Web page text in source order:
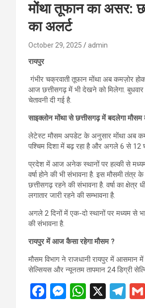
मोंथा तूफान का असर:
का अलर्ट
October 29, 2025 admin
रायपुर
गंभीर चक्रवाती तूफान मोंथा अब कमज़ोर
आज छत्तीसगढ़ में भी देखने को मिलेगा. बुधवार
चेतावनी दी गई है.
साइक्लोन मोंथा से छत्तीसगढ़ में बदलेगा मौसम
लेटेस्ट मौसम अपडेट के अनुसार मोंथा अब
पश्चिम दिशा में बढ़ रहा है और अगले 6 से 12
प्रदेश में आज अनेक स्थानों पर हल्की से मध्यम
वर्षा होने की भी संभावना है. इस मौसमी
छत्तीसगढ़ रहने की संभावना है. वर्षा का
लगातार जारी रहने की सम्भावना है.
अगले 2 दिनों में एक-दो स्थानों पर मध्यम से
की संभावना है.
रायपुर में आज कैसा रहेगा मौसम ?
मौसम विभाग ने राजधानी रायपुर में आसमान
सेल्सियस और न्यूनतम तापमान 24 डिग्री
F
M W X
T